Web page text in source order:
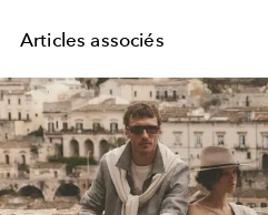
Articles associés